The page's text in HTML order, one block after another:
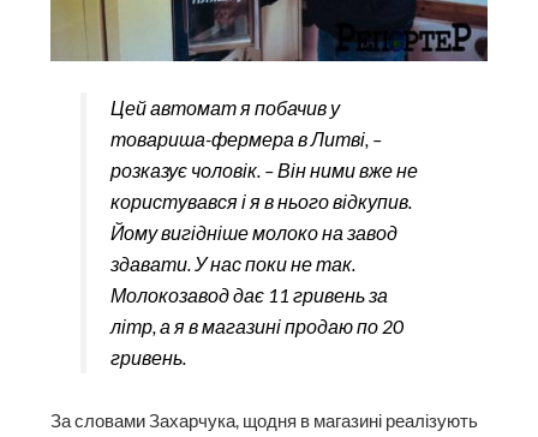
Цей автомат я побачив у
товариша-фермера в Литві, –
розказує чоловік. – Він ними вже не
користувався і я в нього відкупив.
Йому вигідніше молоко на завод
здавати. У нас поки не так.
Молокозавод дає 11 гривень за
літр, а я в магазині продаю по 20
гривень.
За словами Захарчука, щодня в магазині реалізують